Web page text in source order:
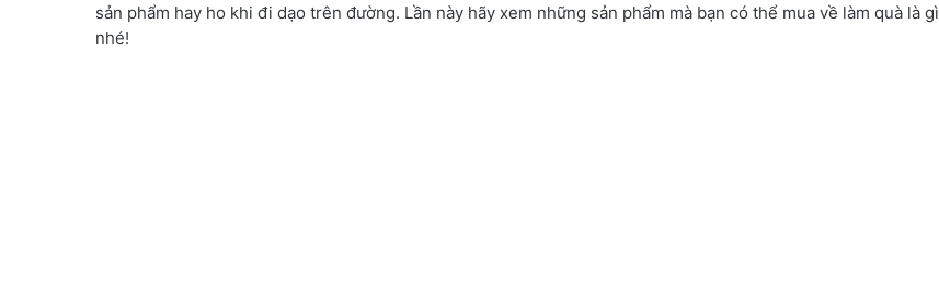
sản phẩm hay ho khi đi dạo trên đường. Lần này hãy xem những sản phẩm mà bạn có thể mua về làm quà là gì
nhé!